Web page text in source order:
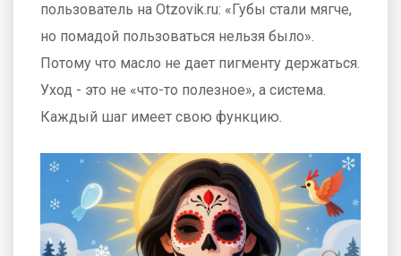
пользователь на Otzovik.ru: «Губы стали мягче,
но помадой пользоваться нельзя было».
Потому что масло не дает пигменту держаться.
Уход - это не «что-то полезное», а система.
Каждый шаг имеет свою функцию.